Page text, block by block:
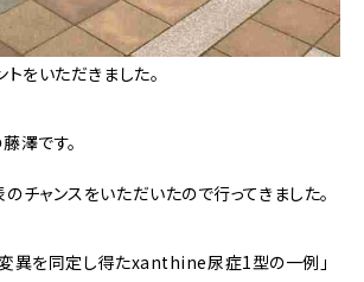
をいただきました。
澤です。
チャンスをいただいたので行ってきました。
異を同定し得たxanthine尿症1型の一例」